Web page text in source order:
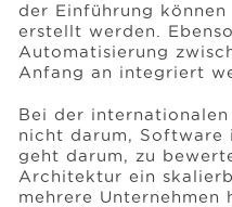
der Einführung
erstellt werden.
Automatisierung
Anfang an integriert
Bei der
nicht darum, Software
geht darum, zu
Architektur ein
mehrere